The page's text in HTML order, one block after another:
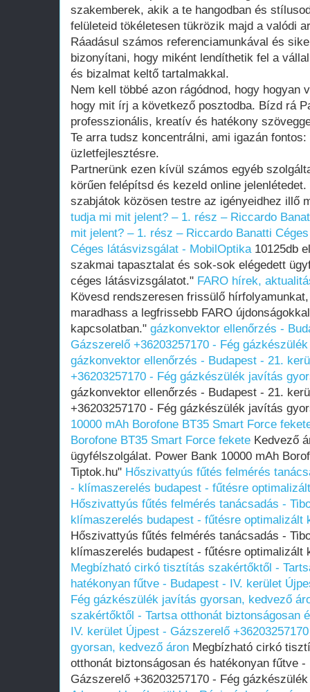
szakemberek, akik a te hangodban és
felületeid tökéletesen tükrözik majd a valódi
Ráadásul számos referenciamunkával és
bizonyítani, hogy miként lendíthetik fel a
és bizalmat keltő tartalmakkal.
Nem kell többé azon rágódnod, hogy hogyan
hogy mit írj a következő posztodba. Bízd rá
professzionális, kreatív és hatékony
Te arra tudsz koncentrálni, ami igazán
üzletfejlesztésre.
Partnerünk ezen kívül számos egyéb
körűen felépítsd és kezeld online
szabjátok közösen testre az igényeidhez illő
tudja mi mit jelent? – 1. rész – Riccardo
mit jelent? – 1. rész – Riccardo Banatti
Céges látásvizsgálat - MobilOptika10125db
szakmai tapasztalat és sok-sok elégedett
céges látásvizsgálatot." FARO hírek,
Kövesd rendszeresen frissülő
maradhass a legfrissebb FARO
kapcsolatban." gázkonvektor ellenőrzés -
Gázszerelő +36203257170 - Fég
gázkonvektor ellenőrzés - Budapest - 21.
+36203257170 - Fég gázkészülék javítás
gázkonvektor ellenőrzés - Budapest - 21.
+36203257170 - Fég gázkészülék javítás
10000 mAh Borofone BT35 Smart Force
Borofone BT35 Smart Force fekete Kedvező
ügyfélszolgálat. Power Bank 10000 mAh
Tiptok.hu" Hőszivattyús fűtés felmérés
- klímaszerelés budapest - fűtésre
Hőszivattyús fűtés felmérés tanácsadás -
klímaszerelés budapest - fűtésre optimalizált
Hőszivattyús fűtés felmérés tanácsadás -
klímaszerelés budapest - fűtésre optimalizált
Megbízható cirkó tisztítás szakértőktől -
hatékonyan fűtve - Budapest - IV. kerület
Fég gázkészülék javítás gyorsan, kedvező
szakértőktől - Tartsa otthonát biztonságosan
IV. kerület Újpest - Gázszerelő
gyorsan, kedvező áron Megbízható cirkó
otthonát biztonságosan és hatékonyan fűtve
Gázszerelő +36203257170 - Fég